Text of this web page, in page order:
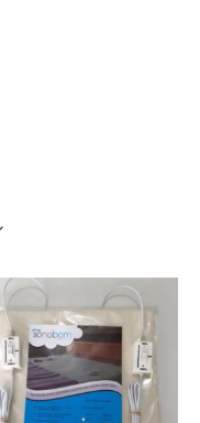
produto
tem
várias
variantes.
As